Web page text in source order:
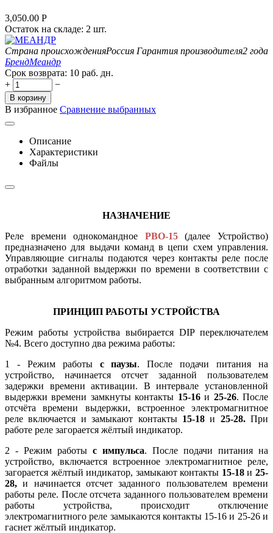
3,050.00 Р
Остаток на складе: 2 шт.
Страна происхожденияРоссия Гарантия производителя2 года
БрендМеандр
Срок возврата: 10 раб. дн.
+
−
В корзину
В избранное Сравнение выбранных
Описание
Характеристики
Файлы
НАЗНАЧЕНИЕ
Реле времени однокомандное РВО-15(далее Устройство)
предназначено для выдачи команд в цепи схем управления.
Управляющие сигналы подаются через контакты реле после
отработки заданной выдержки по времени в соответствии с
выбранным алгоритмом работы.
ПРИНЦИП РАБОТЫ УСТРОЙСТВА
Режим работы устройства выбирается DIP переключателем
№4. Всего доступно два режима работы:
1 - Режим работы с паузы. После подачи питания на
устройство, начинается отсчет заданной пользователем
задержки времени активации. В интервале установленной
выдержки времени замкнуты контакты 15-16и 25-26. После
отсчёта времени выдержки, встроенное электромагнитное
реле включается и замыкают контакты 15-18и 25-28.При
работе реле загорается жёлтый индикатор.
2 - Режим работы с импульса. После подачи питания на
устройство, включается встроенное электромагнитное реле,
загорается жёлтый индикатор, замыкают контакты 15-18и25-
28,и начинается отсчет заданного пользователем времени
работы реле. После отсчета заданного пользователем времени
работы устройства, происходит отключение
электромагнитного реле замыкаются контакты 15-16 и 25-26 и
гаснет жёлтый индикатор.